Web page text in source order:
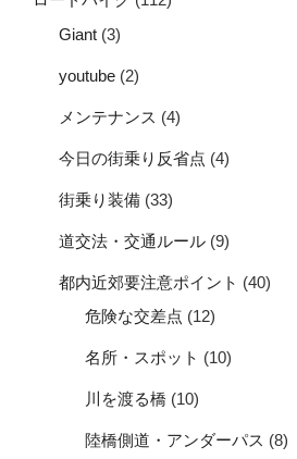
Giant (3)
youtube (2)
メンテナンス (4)
今日の街乗り反省点 (4)
街乗り装備 (33)
道交法・交通ルール (9)
都内近郊要注意ポイント (40)
危険な交差点 (12)
名所・スポット (10)
川を渡る橋 (10)
陸橋側道・アンダーパス (8)